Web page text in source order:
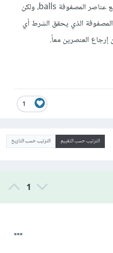
يتم إرجاع هذا المستند لكن مع جميع عناصر المصفوفة balls، ولكن
الذي يحقق الشرط أي
إرجاع العنصرين معاً.
1
الترتيب حسب التقييم الترتيب حسب التاريخ
1